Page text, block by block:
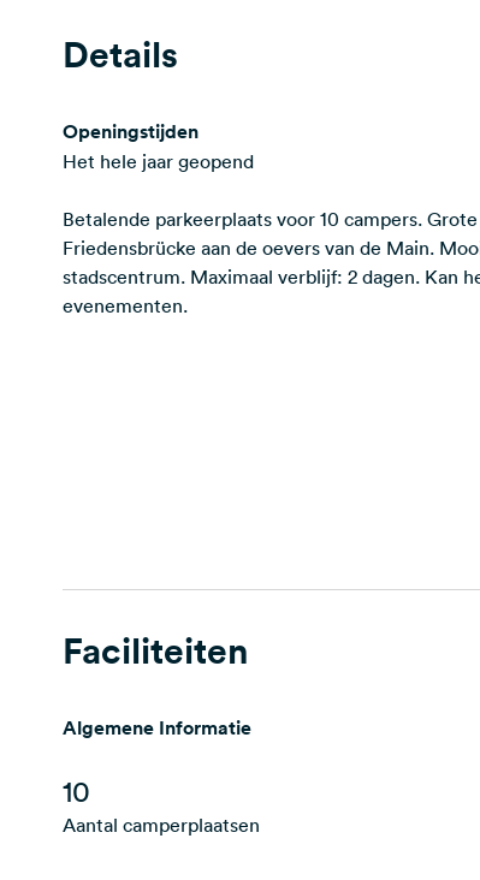
Details
Openingstijden
Het hele jaar geopend
Betalende parkeerplaats voor 10 campers.
Friedensbrücke aan de oevers van de Main.
stadscentrum. Maximaal verblijf: 2 dagen. Kan
evenementen.
Faciliteiten
Algemene Informatie
10
Aantal camperplaatsen